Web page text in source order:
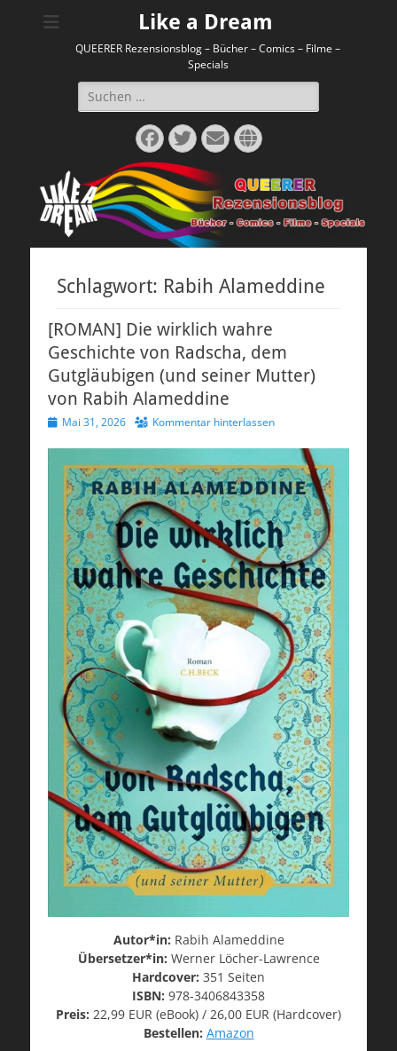
Like a Dream
QUEERER Rezensionsblog – Bücher – Comics – Filme –
Specials
Suchen
nach:
Facebook
Twitter
E-
Mail
Website
Schlagwort: Rabih Alameddine
[ROMAN] Die wirklich wahre
Geschichte von Radscha, dem
Gutgläubigen (und seiner Mutter)
von Rabih Alameddine
Veröffentlicht
Mai 31, 2026 Kommentar hinterlassen
Autor*in: Rabih Alameddine
Übersetzer*in: Werner Löcher-Lawrence
Hardcover: 351 Seiten
ISBN: 978-3406843358
Preis: 22,99 EUR (eBook) / 26,00 EUR (Hardcover)
Bestellen: Amazon